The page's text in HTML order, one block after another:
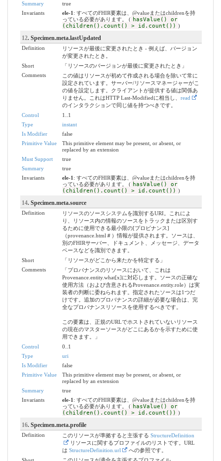
Summary
true
Invariants
ele-1 : すべてのFHIR要素は、@valueまたはchildrenを持
っている必要があります。 ( hasValue() or
(children().count() > id.count()) )
12. Specimen.meta.lastUpdated
Definition
リソースが最後に変更されたとき - 例えば、バージョン
が変更されたとき。
Short
「リソースのバージョンが最後に変更されたとき」
Comments
この値はリソースが初めて作成される場合を除いて常に
設定されています。サーバー/リソースマネージャーがこ
の値を設定します。クライアントが提供する値は関係あ
りません。これはHTTP Last-Modifiedに相当し、 read
のインタラクションで同じ値を持つべきです。
Control
1..1
Type
instant
Is Modifier
false
Primitive Value
This primitive element may be present, or absent, or
replaced by an extension
Must Support
true
Summary
true
Invariants
ele-1 : すべてのFHIR要素は、@valueまたはchildrenを持
っている必要があります。 ( hasValue() or
(children().count() > id.count()) )
14. Specimen.meta.source
Definition
リソースのソースシステムを識別するURI。これによ
り、リソース内の情報のソースをトラックまたは区別す
るために使用できる最小限の[プロビナンス]
（provenance.html＃）情報が提供されます。ソースは、
別のFHIRサーバー、ドキュメント、メッセージ、データ
ベースなどを識別できます。
Short
「リソースがどこから来たかを特定する」
Comments
「プロバナンスのリソースにおいて、これは
Provenance.entity.what[x]に対応します。ソースの正確な
使用方法（および含意されるProvenance.entity.role）は実
装者の判断に委ねられます。指定されたソースは1つだ
けです。追加のプロバナンスの詳細が必要な場合は、完
全なプロバナンスリソースを使用するべきです。
この要素は、正規のURLでホストされていないリソース
の現在のマスターソースがどこにあるかを示すために使
用できます。」
Control
0..1
Type
uri
Is Modifier
false
Primitive Value
This primitive element may be present, or absent, or
replaced by an extension
Summary
true
Invariants
ele-1 : すべてのFHIR要素は、@valueまたはchildrenを持
っている必要があります。 ( hasValue() or
(children().count() > id.count()) )
16. Specimen.meta.profile
Definition このリソースが準拠すると主張する StructureDefinition
リソースに関するプロファイルのリストです。URL
は StructureDefinition.url
への参照です。